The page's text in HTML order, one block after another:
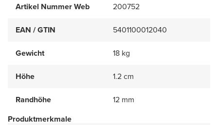
Artikel Nummer Web 200752
EAN / GTIN 5401100012040
Gewicht 18 kg
Höhe 1.2 cm
Randhöhe
12 mm
Produktmerkmale